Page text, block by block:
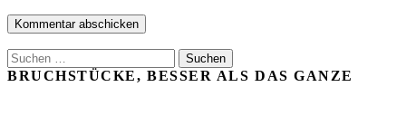
Suchen
nach:
BRUCHSTÜCKE, BESSER ALS DAS GANZE